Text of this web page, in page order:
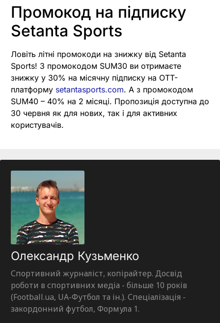
Промокод на підписку
Setanta Sports
Ловіть літні промокоди на знижку від Setanta
Sports! З промокодом SUM30 ви отримаєте
знижку у 30% на місячну підписку на OTT-
платформу setantasports.com. А з промокодом
SUM40 – 40% на 2 місяці. Пропозиція доступна до
30 червня як для нових, так і для активних
користувачів.
Олександр Кузьменко
Спортивний журналіст, копірайтер. Досвід
роботи в спортивних медіа - більше 10 років
(Football.ua, UA-Футбол та ін.). Спеціалізація -
закордонний футбол, Формула 1.